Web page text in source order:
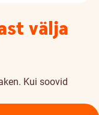
välja
Kui soovid